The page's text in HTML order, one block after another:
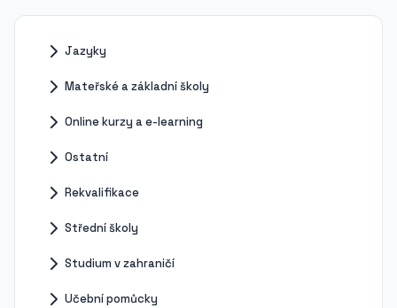
Jazyky
Mateřské a základní školy
Online kurzy a e-learning
Ostatní
Rekvalifikace
Střední školy
Studium v zahraničí
Učební pomůcky